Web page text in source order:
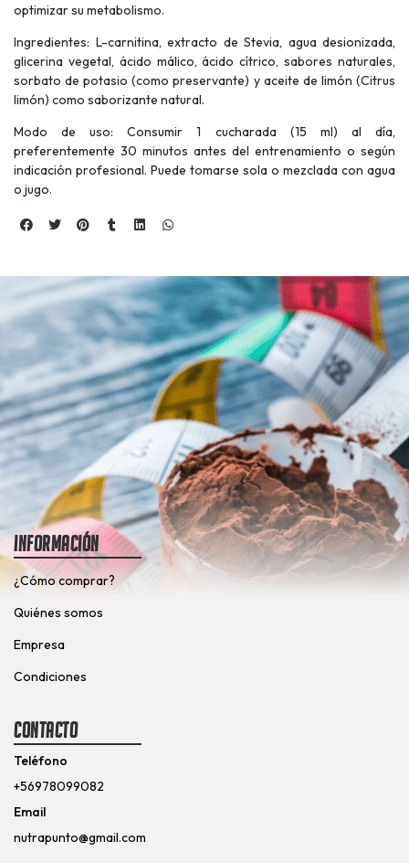
optimizar su metabolismo.
Ingredientes: L-carnitina, extracto de Stevia, agua desionizada,
glicerina vegetal, ácido málico, ácido cítrico, sabores naturales,
sorbato de potasio (como preservante) y aceite de limón (Citrus
limón) como saborizante natural.
Modo de uso: Consumir 1 cucharada (15 ml) al día,
preferentemente 30 minutos antes del entrenamiento o según
indicación profesional. Puede tomarse sola o mezclada con agua
o jugo.
Información
¿Cómo comprar?
Quiénes somos
Empresa
Condiciones
Contacto
Teléfono
+56978099082
Email
nutrapunto@gmail.com